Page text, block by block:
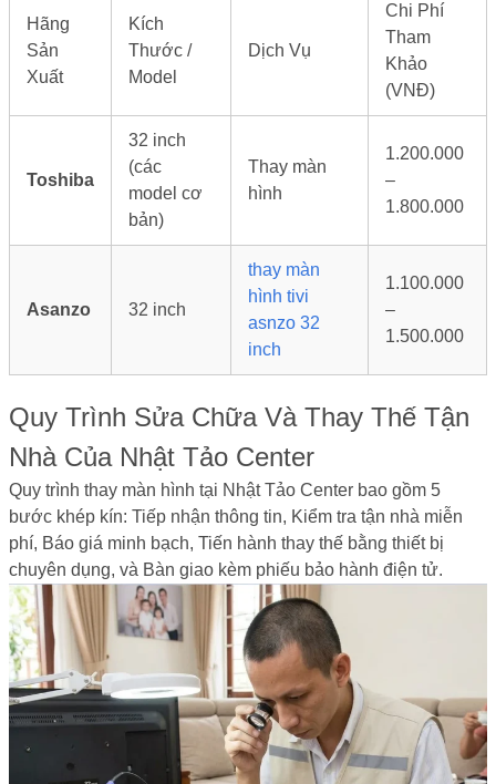
Hãng
Sản
Xuất
Kích
Thước /
Model
Dịch Vụ
Chi Phí
Tham
Khảo
(VNĐ)
Toshiba
32 inch
(các
model cơ
bản)
Thay màn
hình
1.200.000
–
1.800.000
Asanzo 32 inch
thay màn
hình tivi
asnzo 32
inch
1.100.000
–
1.500.000
Quy Trình Sửa Chữa Và Thay Thế Tận
Nhà Của Nhật Tảo Center
Quy trình thay màn hình tại Nhật Tảo Center bao gồm 5
bước khép kín: Tiếp nhận thông tin, Kiểm tra tận nhà miễn
phí, Báo giá minh bạch, Tiến hành thay thế bằng thiết bị
chuyên dụng, và Bàn giao kèm phiếu bảo hành điện tử.